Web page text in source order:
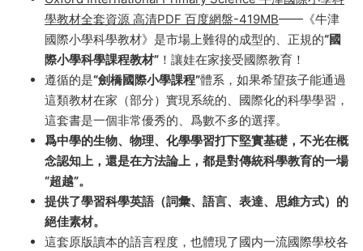
Oxford International Primary Science 牛津國際小
學科學教材
Oxford International Primary Science 牛津國際小學科
學教材全套資源 高清PDF 百度網盤-419MB——《牛津
國際小學科學教材》是市場上難得的成型的、正規的“國
際小學科學課程教材”！讓娃在家接受國際教育！
遵循的是
這類教材在家（部分）實現系統的、國際化的科學學習，
這套書是一個非常優秀的、爲數不多的選擇。
爲中學的生物、物理、化學學習打下堅實基礎，不光在概